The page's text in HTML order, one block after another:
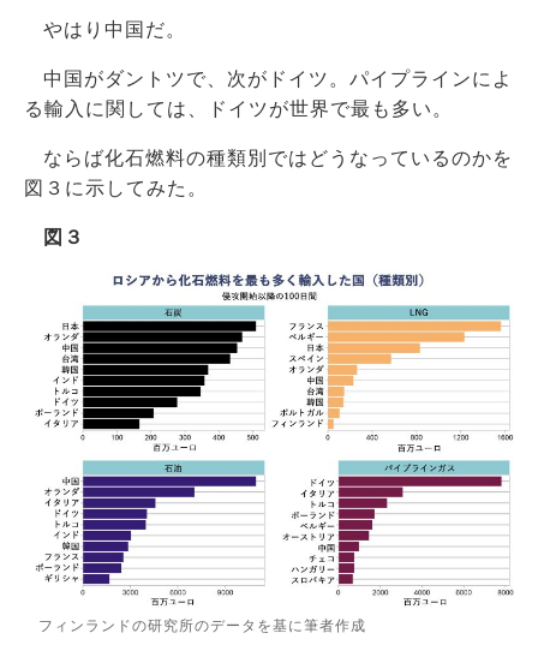
やはり中国だ。
中国がダントツで、次がドイツ。パイプラインによ
る輸入に関しては、ドイツが世界で最も多い。
ならば化石燃料の種類別ではどうなっているのかを
図３に示してみた。
図３
フィンランドの研究所のデータを基に筆者作成